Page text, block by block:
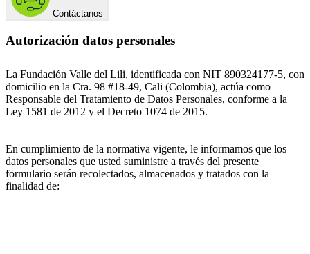
Contáctanos
Autorización datos personales
La Fundación Valle del Lili, identificada con NIT 890324177-5, con
domicilio en la Cra. 98 #18-49, Cali (Colombia), actúa como
Responsable del Tratamiento de Datos Personales, conforme a la
Ley 1581 de 2012 y el Decreto 1074 de 2015.
En cumplimiento de la normativa vigente, le informamos que los
datos personales que usted suministre a través del presente
formulario serán recolectados, almacenados y tratados con la
finalidad de: